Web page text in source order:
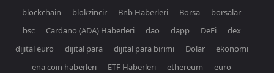
blockchain
blokzincir Bnb Haberleri Borsa
borsalar
bsc
Cardano (ADA) Haberleri dao dapp DeFi
dex
dijital euro
dijital para dijital para birimi Dolar
ekonomi
ena coin haberleri
ETF Haberleri ethereum
euro